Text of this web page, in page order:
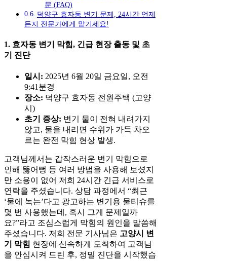
문 (FAQ)
덕양구 효자동 변기 문제, 24시간 언제
든지 전문가에게 맡기세요!
1. 효자동 변기 막힘, 긴급 현장 출동 및 초
기 진단
일시: 2025년 6월 20일 금요일, 오전
9:41분경
장소: 덕양구 효자동 전원주택 (고양
시)
초기 증상: 변기 물이 전혀 내려가지
않고, 물을 내리면 수위가 가득 차오
르는 완전 막힘 현상 발생.
고객님께서는 갑작스러운 변기 막힘으로
인해 뚫어뻥 등 여러 방법을 사용해 보셨지
만 소용이 없어 저희 24시간 긴급 서비스로
연락을 주셨습니다. 상담 과정에서 “최근
‘물에 녹는’다고 광고하는 변기용 물티슈를
몇 번 사용했는데, 혹시 그게 문제일까
요?”라고 조심스럽게 막힘의 원인을 말씀해
주셨습니다. 저희 전문 기사님은 고양시 변
기 막힘 현장에 신속하게 도착하여 고객님
을 안심시켜 드린 후, 정밀 진단을 시작했습